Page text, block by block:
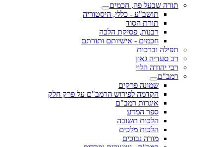
תורה שבעל פה, חכמים
תושב"ע - כללי, היסטוריה
תורת הסוד
רבנות, פסיקת הלכה
חכמים - אישיותם ותורתם
תפילה וברכות
רב סעדיה גאון
רבי יהודה הלוי
רמב"ם
שמונה פרקים
הקדמה לפירוש הרמב"ם על פרק חלק
איגרות רמב"ם
ספר המדע
הלכות תשובה
הלכות מלכים
מורה נבוכים